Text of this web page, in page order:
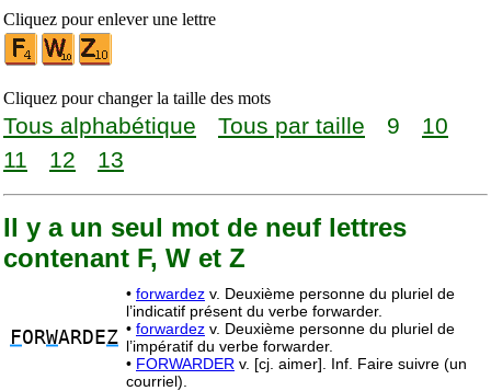
Cliquez pour enlever une lettre
Cliquez pour changer la taille des mots
Tous alphabétique Tous par taille 9
10
11
12 13
Il y a un seul mot de neuf lettres
contenant F, W et Z
FORWARDEZ
• forwardez v. Deuxième personne du pluriel de
l’indicatif présent du verbe forwarder.
• forwardez v. Deuxième personne du pluriel de
l’impératif du verbe forwarder.
• FORWARDER v. [cj. aimer]. Inf. Faire suivre (un
courriel).